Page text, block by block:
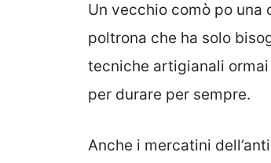
Un vecchio comò po una
poltrona che ha solo
tecniche artigianali
per durare per sempre.
Anche i mercatini